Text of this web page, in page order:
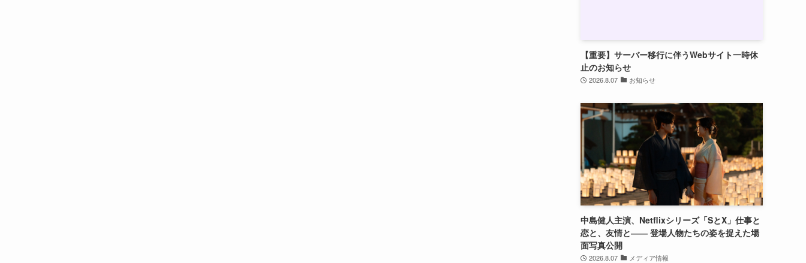
【重要】サーバー移行に伴うWebサイト一時休
止のお知らせ
2026.8.07 お知らせ
中島健人主演、Netflixシリーズ「SとX」仕事と
恋と、友情と―― 登場人物たちの姿を捉えた場
面写真公開
2026.8.07 メディア情報